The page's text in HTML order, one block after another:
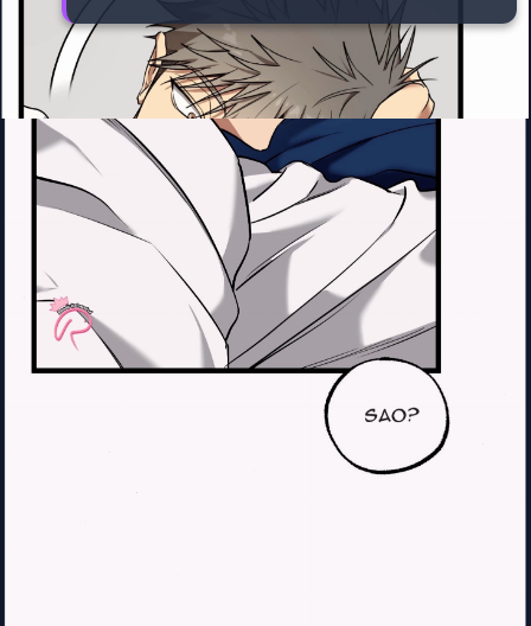
Đang mở